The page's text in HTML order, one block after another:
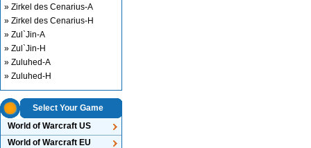
» Zirkel des Cenarius-A
» Zirkel des Cenarius-H
» Zul`Jin-A
» Zul`Jin-H
» Zuluhed-A
» Zuluhed-H
Select Your Game
World of Warcraft US
World of Warcraft EU